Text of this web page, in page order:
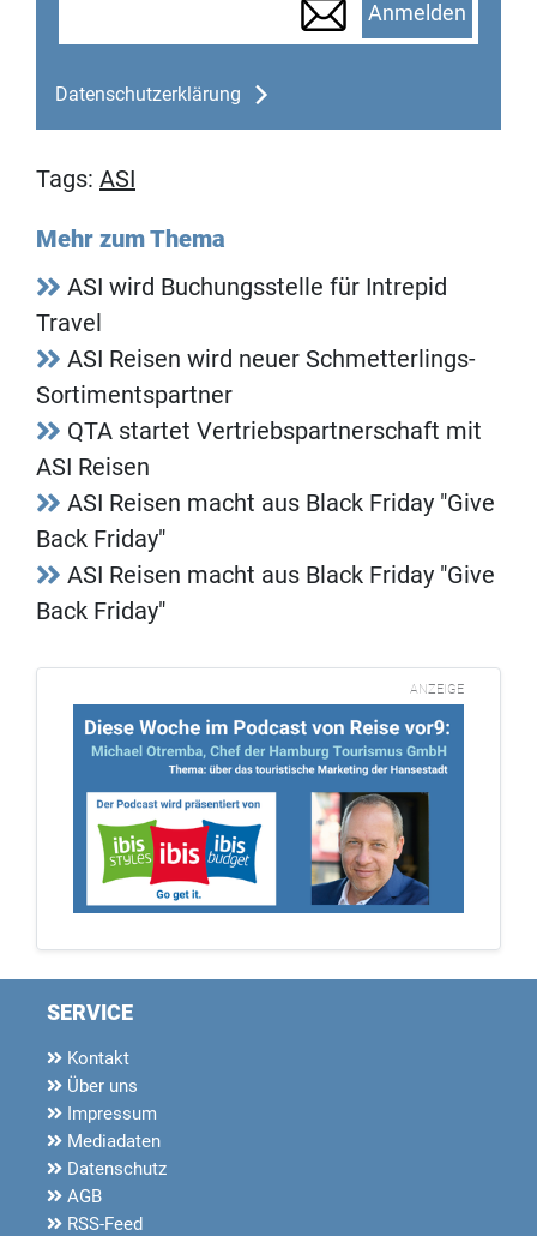
Anmelden
Datenschutzerklärung
Tags: ASI
Mehr zum Thema
ASI wird Buchungsstelle für Intrepid
Travel
ASI Reisen wird neuer Schmetterlings-
Sortimentspartner
QTA startet Vertriebspartnerschaft mit
ASI Reisen
ASI Reisen macht aus Black Friday "Give
Back Friday"
ASI Reisen macht aus Black Friday "Give
Back Friday"
ANZEIGE
SERVICE
Kontakt
Über uns
Impressum
Mediadaten
Datenschutz
AGB
RSS-Feed